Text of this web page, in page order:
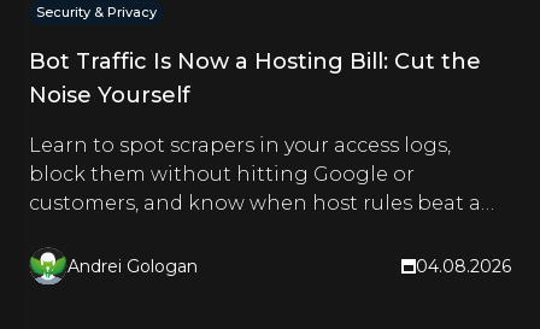
Security & Privacy
Bot Traffic Is Now a Hosting Bill: Cut the
Noise Yourself
Learn to spot scrapers in your access logs,
block them without hitting Google or
customers, and know when host rules beat a
Andrei Gologan 04.08.2026